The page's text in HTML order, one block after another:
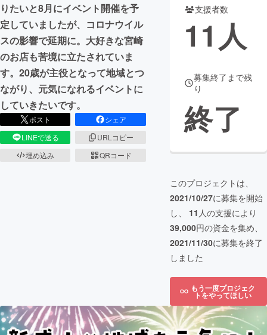
CAMPFIRE for Social Good
CAMPFIRE Creation
CAMPFIREふるさと納税machi-ya コミュニティ
りたいと8月にイベント開催を予
定していましたが、コロナウイル
スの影響で延期に。大好きな宮崎
のお店も苦境に立たされていま
す。20歳が主役となって地域とつ
ながり、元気になれるイベントに
していきたいです。
ポスト
シェア
LINEで送る
URLコピー
埋め込み
QRコード
支援者数
11 人
募集終了まで残
り
終了
このプロジェクトは、
2021/10/27に募集を開始
し、 11 人の支援により
39,000円の資金を集め、
2021/11/30に募集を終了
しました
もう一度プロジェク
トをやってほしい